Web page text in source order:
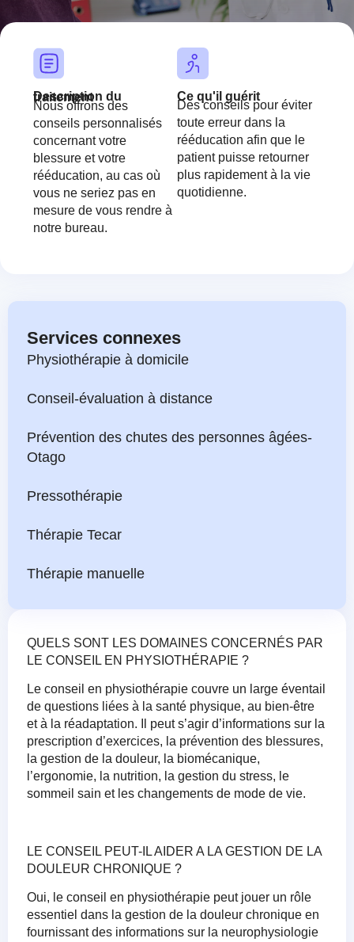
Description du traitement
Nous offrons des
conseils personnalisés
concernant votre
blessure et votre
rééducation, au cas où
vous ne seriez pas en
mesure de vous rendre à
notre bureau.
Ce qu'il guérit
Des conseils pour éviter
toute erreur dans la
rééducation afin que le
patient puisse retourner
plus rapidement à la vie
quotidienne.
Services connexes
Physiothérapie à domicile
Conseil-évaluation à distance
Prévention des chutes des personnes âgées-
Otago
Pressothérapie
Thérapie Tecar
Thérapie manuelle
QUELS SONT LES DOMAINES CONCERNÉS PAR
LE CONSEIL EN PHYSIOTHÉRAPIE ?
Le conseil en physiothérapie couvre un large éventail
de questions liées à la santé physique, au bien-être
et à la réadaptation. Il peut s’agir d’informations sur la
prescription d’exercices, la prévention des blessures,
la gestion de la douleur, la biomécanique,
l’ergonomie, la nutrition, la gestion du stress, le
sommeil sain et les changements de mode de vie.
LE CONSEIL PEUT-IL AIDER A LA GESTION DE LA
DOULEUR CHRONIQUE ?
Oui, le conseil en physiothérapie peut jouer un rôle
essentiel dans la gestion de la douleur chronique en
fournissant des informations sur la neurophysiologie
Mark links